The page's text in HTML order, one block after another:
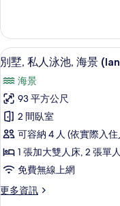
陽
台,
海
景
的
所
有
相
片
套
房,
2
間
臥
室,
陽
台,
海
景
的
詳
顯
示
別
墅,
私
人
泳
池,
海
50
別墅, 私人泳池, 海景
海景
93 平方公尺
2 間臥室
可容納 4 人 (依實際入
1 張加大雙人床, 2 張單
免費無線上網
更多資訊
更